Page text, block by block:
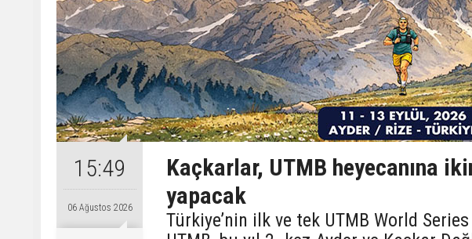
15:49
06 Ağustos 2026
Kaçkarlar, UTMB heyecanına
yapacak
Türkiye’nin ilk ve tek UTMB World